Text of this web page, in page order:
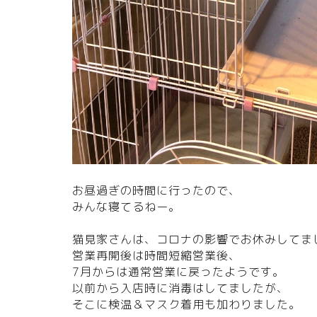
お昼過ぎの時間に行ったので、
みんな寝てるねー。
猫見家さんは、コロナの影響でお休みしてま
営業再開後は時間短縮営業後、
7月からは通常営業に戻ったようです。
以前から入店時に消毒はしてましたが、
そこに検温＆マスク着用も加わりました。